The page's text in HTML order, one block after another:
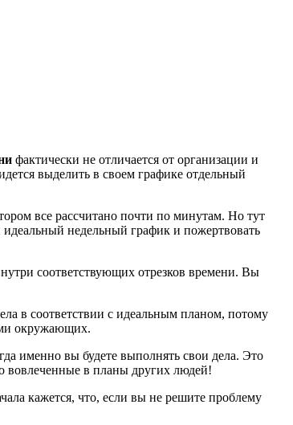
фактически не отличается от организации и
выделить в своем графике отдельный
все рассчитано почти по минутам. Но тут
недельный график и пожертвовать
соответствующих отрезков времени. Вы
в соответствии с идеальным планом, потому
окружающих.
именно вы будете выполнять свои дела. Это
вовлеченные в планы других людей!
кажется, что, если вы не решите проблему